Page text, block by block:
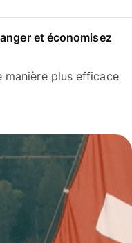
et économisez
manière plus efficace